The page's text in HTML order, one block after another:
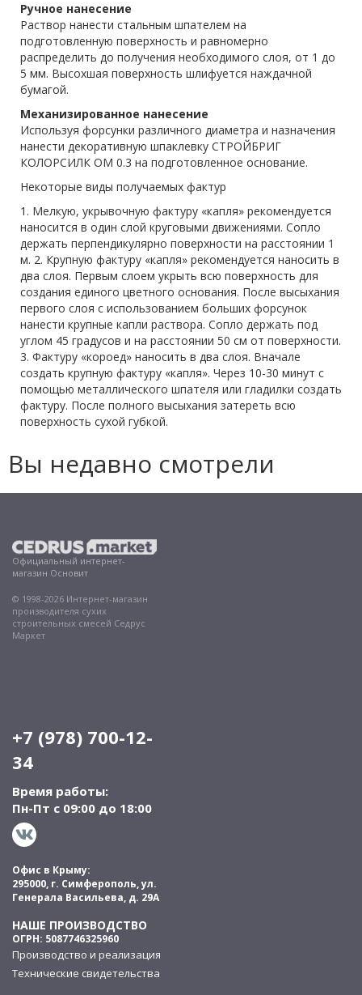
Ручное нанесение
Раствор нанести стальным шпателем на
подготовленную поверхность и равномерно
распределить до получения необходимого слоя, от 1 до
5 мм. Высохшая поверхность шлифуется наждачной
бумагой.
Механизированное нанесение
Используя форсунки различного диаметра и назначения
нанести декоративную шпаклевку СТРОЙБРИГ
КОЛОРСИЛК ОМ 0.3 на подготовленное основание.
Некоторые виды получаемых фактур
1. Мелкую, укрывочную фактуру «капля» рекомендуется
наносится в один слой круговыми движениями. Сопло
держать перпендикулярно поверхности на расстоянии 1
м. 2. Крупную фактуру «капля» рекомендуется наносить в
два слоя. Первым слоем укрыть всю поверхность для
создания единого цветного основания. После высыхания
первого слоя с использованием больших форсунок
нанести крупные капли раствора. Сопло держать под
углом 45 градусов и на расстоянии 50 см от поверхности.
3. Фактуру «короед» наносить в два слоя. Вначале
создать крупную фактуру «капля». Через 10-30 минут с
помощью металлического шпателя или гладилки создать
фактуру. После полного высыхания затереть всю
поверхность сухой губкой.
Вы недавно смотрели
Официальный интернет-
магазин Основит
© 1998-2026 Интернет-магазин
производителя сухих
строительных смесей Седрус
Маркет
+7 (978) 700-12-
34
Время работы:
Пн-Пт с 09:00 до 18:00
Офис в Крыму:
295000, г. Симферополь, ул.
Генерала Васильева, д. 29А
ОГРН: 5087746325960
НАШЕ ПРОИЗВОДСТВО
Производство и реализация
Технические свидетельства